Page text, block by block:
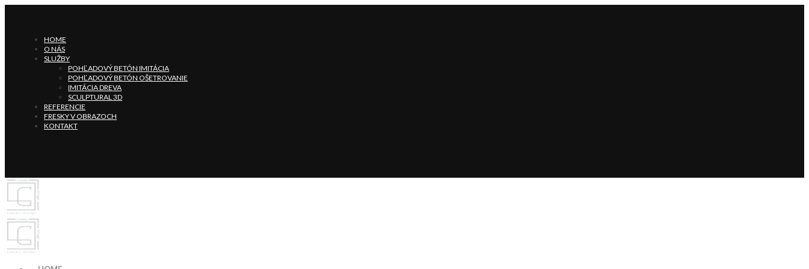
HOME
O NÁS
SLUŽBY
POHĽADOVÝ BETÓN IMITÁCIA
POHĽADOVÝ BETÓN OŠETROVANIE
IMITÁCIA DREVA
SCULPTURAL 3D
REFERENCIE
FRESKY V OBRAZOCH
KONTAKT